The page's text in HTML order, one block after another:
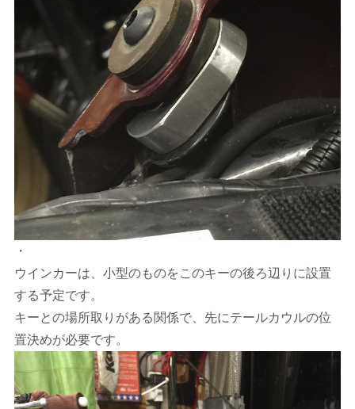
・
ウインカーは、小型のものをこのキーの後ろ辺りに設置
する予定です。
キーとの場所取りがある関係で、先にテールカウルの位
置決めが必要です。